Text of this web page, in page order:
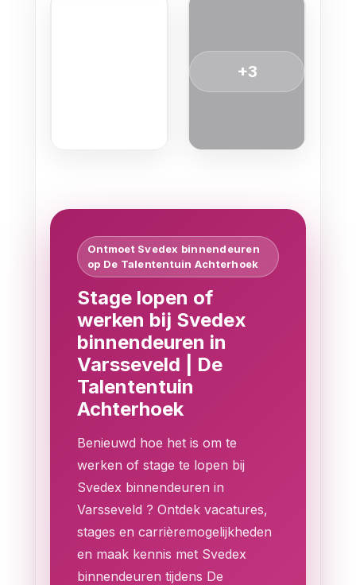
+3
Ontmoet Svedex binnendeuren
op De Talententuin Achterhoek
Stage lopen of
werken bij Svedex
binnendeuren in
Varsseveld | De
Talententuin
Achterhoek
Benieuwd hoe het is om te
werken of stage te lopen bij
Svedex binnendeuren in
Varsseveld ? Ontdek vacatures,
stages en carrièremogelijkheden
en maak kennis met Svedex
binnendeuren tijdens De